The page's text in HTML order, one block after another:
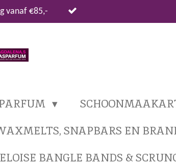
vanaf €85,-
SNAPBARS EN
BANGLE BANDS &